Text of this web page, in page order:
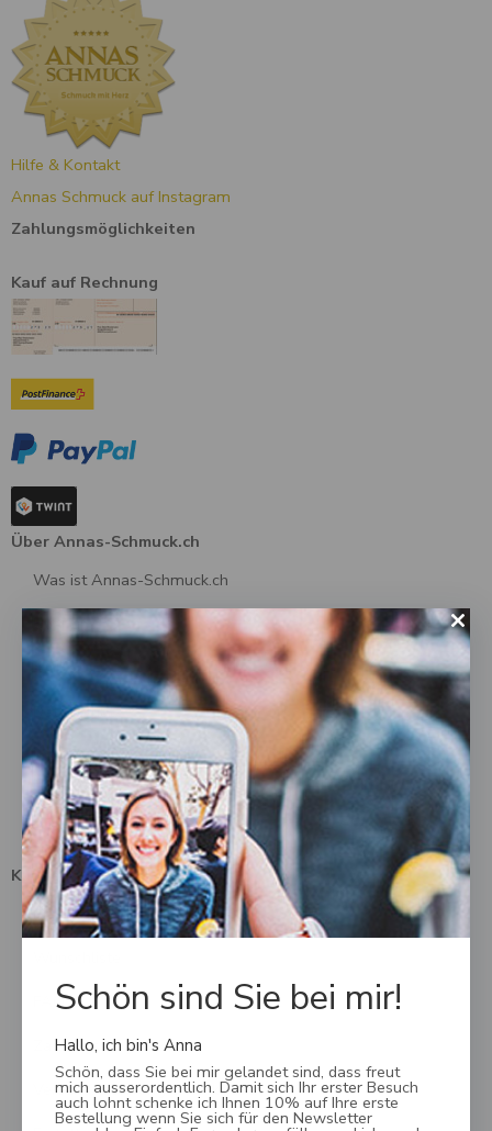
Hilfe & Kontakt
Annas Schmuck auf Instagram
Zahlungsmöglichkeiten
Kauf auf Rechnung
Über Annas-Schmuck.ch
Was ist Annas-Schmuck.ch
Über uns
AGB
Datenschutz
Impressum
Kontakt
Kundendienst
Mein Konto
FAQ
Zahlungsmöglichkeiten
Versand, Lieferung & Rückgabe
Schön sind Sie bei mir!
Hallo, ich bin's Anna
Schön, dass Sie bei mir gelandet sind, dass freut
mich ausserordentlich. Damit sich Ihr erster Besuch
auch lohnt schenke ich Ihnen 10% auf Ihre erste
Bestellung wenn Sie sich für den Newsletter